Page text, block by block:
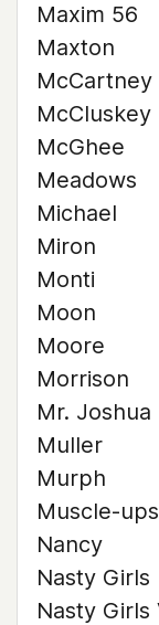
Maxim 56
Maxton
McCartney
McCluskey
McGhee
Meadows
Michael
Miron
Monti
Moon
Moore
Morrison
Mr. Joshua
Muller
Murph
Muscle-ups
Nancy
Nasty Girls
Nasty Girls